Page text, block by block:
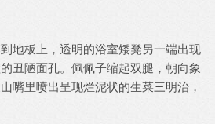
板上，透明的浴室矮凳另一端出现
丑陋面孔。佩佩子缩起双腿，朝向象
嘴里喷出呈现烂泥状的生菜三明治，